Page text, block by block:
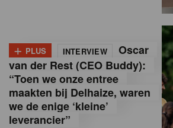
+ PLUS INTERVIEW
Oscar
van der Rest (CEO Buddy):
“Toen we onze entree
maakten bij Delhaize, waren
we de enige ‘kleine’
leverancier”